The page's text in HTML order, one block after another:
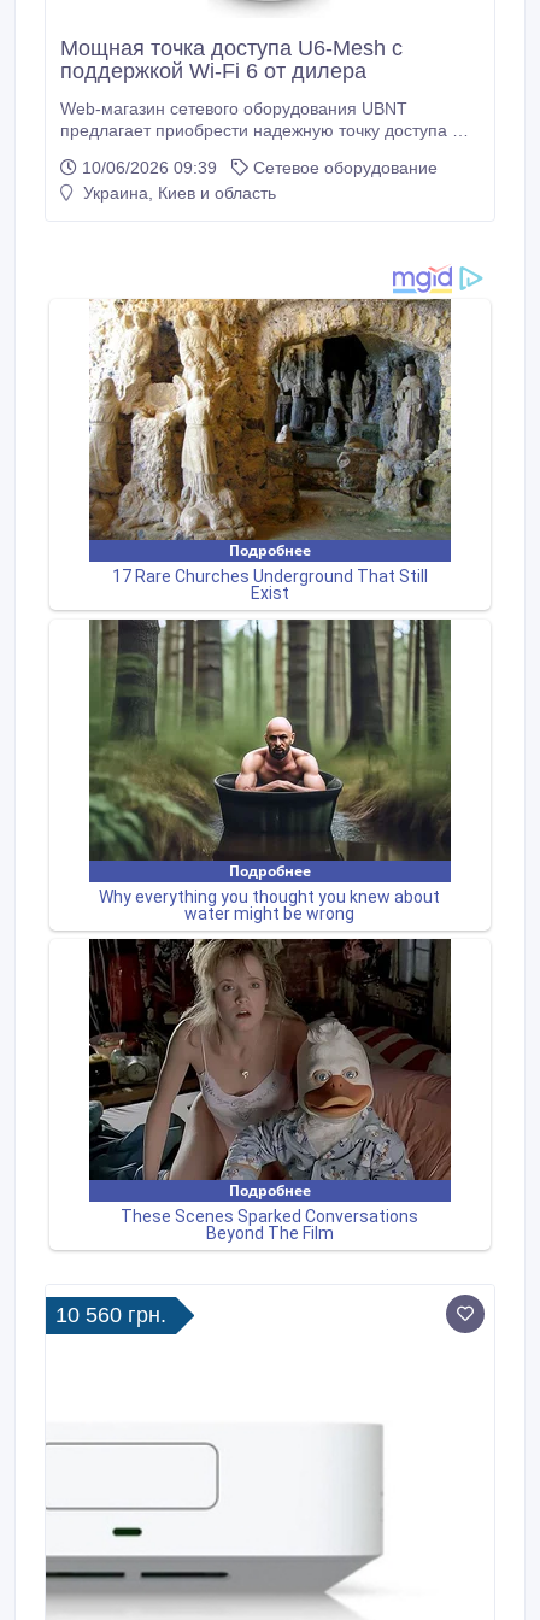
Мощная точка доступа U6-Mesh с
поддержкой Wi-Fi 6 от дилера
Web-магазин сетевого оборудования UBNT
предлагает приобрести надежную точку доступа U6-
диапазон 5 ГГц 4x4 OFDMA и MU-MIMO со
скоростью радиосвязи 2.4 Гбит/с, 2x2 Wi-Fi 6,
10/06/2026 09:39
Сетевое оборудование
Украина, Киев и область
10 560 грн.